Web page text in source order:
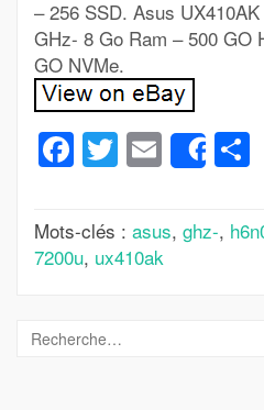
– 256 SSD. Asus
GHz- 8 Go Ram – 500 GO
GO NVMe.
Facebook
Twitter
Email
Share
Mots-clés : asus, ghz-,
7200u, ux410ak